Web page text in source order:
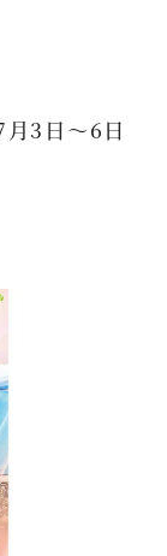
月3日～6日